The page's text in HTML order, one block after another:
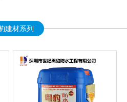
建材系列